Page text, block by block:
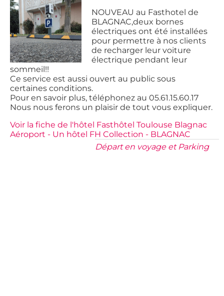
NOUVEAU au Fasthotel de
BLAGNAC,deux bornes
électriques ont été installées
pour permettre à nos clients
de recharger leur voiture
électrique pendant leur
sommeil!!
Ce service est aussi ouvert au public sous
certaines conditions.
Pour en savoir plus, téléphonez au 05.61.15.60.17
Nous nous ferons un plaisir de tout vous expliquer.
Voir la fiche de l'hôtel Fasthôtel Toulouse Blagnac
Aéroport - Un hôtel FH Collection - BLAGNAC
Départ en voyage et Parking